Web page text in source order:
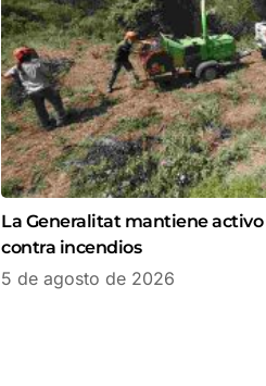
La Generalitat mantiene
contra incendios
5 de agosto de 2026